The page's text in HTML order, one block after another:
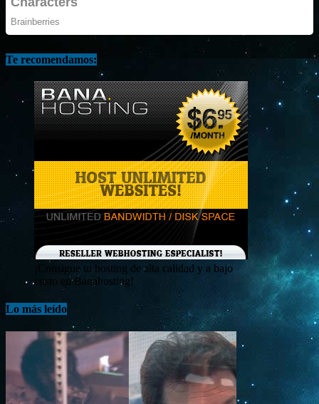
Te recomendamos:
¡Consigue tu hosting de alta calidad y a bajo
costo en Banahosting!
Lo más leído